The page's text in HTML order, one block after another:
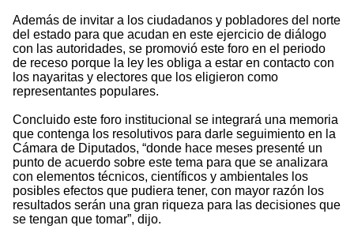
Además de invitar a los ciudadanos y pobladores del norte
del estado para que acudan en este ejercicio de diálogo
con las autoridades, se promovió este foro en el periodo
de receso porque la ley les obliga a estar en contacto con
los nayaritas y electores que los eligieron como
representantes populares.
Concluido este foro institucional se integrará una memoria
que contenga los resolutivos para darle seguimiento en la
Cámara de Diputados, “donde hace meses presenté un
punto de acuerdo sobre este tema para que se analizara
con elementos técnicos, científicos y ambientales los
posibles efectos que pudiera tener, con mayor razón los
resultados serán una gran riqueza para las decisiones que
se tengan que tomar”, dijo.